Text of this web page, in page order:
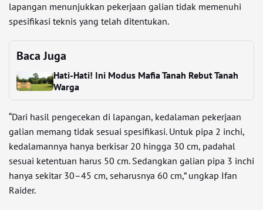
lapangan menunjukkan pekerjaan galian tidak memenuhi
spesifikasi teknis yang telah ditentukan.
Baca Juga
Hati-Hati! Ini Modus Mafia Tanah Rebut Tanah
Warga
“Dari hasil pengecekan di lapangan, kedalaman pekerjaan
galian memang tidak sesuai spesifikasi. Untuk pipa 2 inchi,
kedalamannya hanya berkisar 20 hingga 30 cm, padahal
sesuai ketentuan harus 50 cm. Sedangkan galian pipa 3 inchi
hanya sekitar 30–45 cm, seharusnya 60 cm,” ungkap Ifan
Raider.